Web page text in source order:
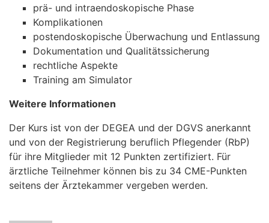
prä- und intraendoskopische Phase
Komplikationen
postendoskopische Überwachung und Entlassung
Dokumentation und Qualitätssicherung
rechtliche Aspekte
Training am Simulator
Weitere Informationen
Der Kurs ist von der DEGEA und der DGVS anerkannt
und von der Registrierung beruflich Pflegender (RbP)
für ihre Mitglieder mit 12 Punkten zertifiziert. Für
ärztliche Teilnehmer können bis zu 34 CME-Punkten
seitens der Ärztekammer vergeben werden.